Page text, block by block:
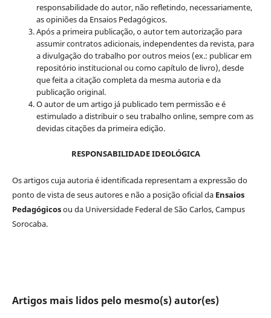
responsabilidade do autor, não refletindo, necessariamente,
as opiniões da Ensaios Pedagógicos.
Após a primeira publicação, o autor tem autorização para
assumir contratos adicionais, independentes da revista, para
a divulgação do trabalho por outros meios (ex.: publicar em
repositório institucional ou como capítulo de livro), desde
que feita a citação completa da mesma autoria e da
publicação original.
O autor de um artigo já publicado tem permissão e é
estimulado a distribuir o seu trabalho online, sempre com as
devidas citações da primeira edição.
RESPONSABILIDADE IDEOLÓGICA
Os artigos cuja autoria é identificada representam a expressão do
ponto de vista de seus autores e não a posição oficial da Ensaios
Pedagógicosou da Universidade Federal de São Carlos, Campus
Sorocaba.
Artigos mais lidos pelo mesmo(s) autor(es)